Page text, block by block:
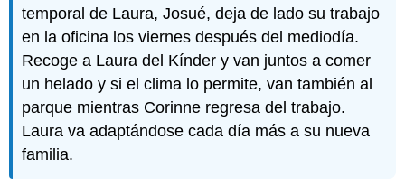
temporal de Laura, Josué, deja de lado su trabajo
en la oficina los viernes después del mediodía.
Recoge a Laura del Kínder y van juntos a comer
un helado y si el clima lo permite, van también al
parque mientras Corinne regresa del trabajo.
Laura va adaptándose cada día más a su nueva
familia.